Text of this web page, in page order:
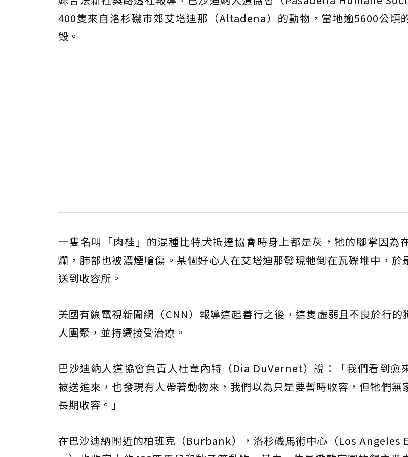
400隻來自洛杉磯市郊艾塔迪那（Altadena）的動物，當地逾5600公頃
毀。
一隻名叫「肉桂」的混種比特犬抵達協會時身上都是灰，牠的腳掌因為
爛，肺部也被濃煙嗆傷。某個好心人在艾塔迪那發現牠倒在瓦礫堆中，於
送到收容所。
美國有線電視新聞網（CNN）報導這起善行之後，這隻虛弱且不良於行的
人團聚，並持續接受治療。
巴沙迪納人道協會負責人杜韋內特（Dia DuVernet）說：「我們看到愈
被送進來，也發現有人帶著動物來，我們以為只是要暫時收容，但牠們無
長期收容。」
在巴沙迪納附近的柏班克（Burbank），洛杉磯馬術中心（Los